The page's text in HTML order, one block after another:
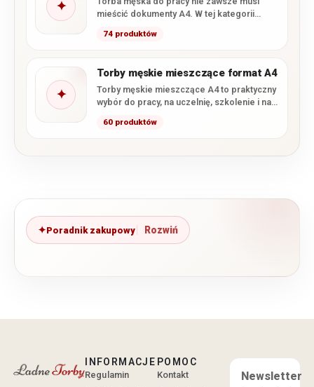
✦
mieścić dokumenty A4. W tej kategorii
74 produktów
✦
Torby męskie mieszczące format A4
Torby męskie mieszczące A4 to praktyczny
wybór do pracy, na uczelnię, szkolenie i na
60 produktów
Poradnik zakupowy
INFORMACJE
Regulamin
POMOC
Kontakt
Newsletter